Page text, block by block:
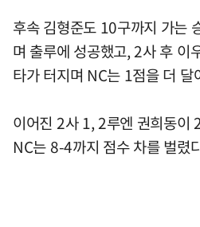
후속 김형준도 10구까지 가는
며 출루에 성공했고, 2사 후 이
타가 터지며 NC는 1점을 더 달
이어진 2사 1, 2루엔 권희동이
NC는 8-4까지 점수 차를 벌렸